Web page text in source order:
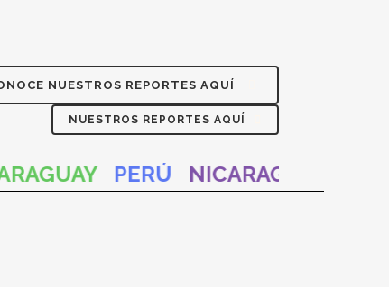
NUESTROS REPORTES AQUÍ
NUESTROS REPORTES AQUÍ
PERÚ NICARAGUA